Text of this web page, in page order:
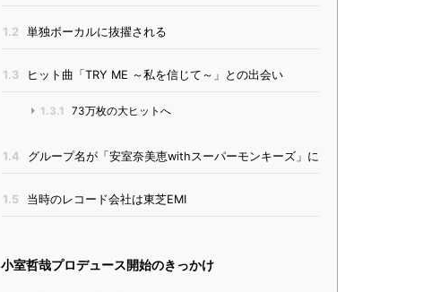
1.2 単独ボーカルに抜擢される
1.3 ヒット曲「TRY ME ～私を信じて～」との出会い
1.3.1 73万枚の大ヒットへ
1.4 グループ名が「安室奈美恵withスーパーモンキーズ」に
1.5 当時のレコード会社は東芝EMI
小室哲哉プロデュース開始のきっかけ